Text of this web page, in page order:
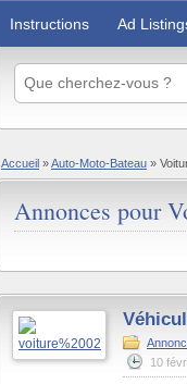
Instructions Ad
Accueil »Auto-Moto-Bateau »
Annonces pour
10